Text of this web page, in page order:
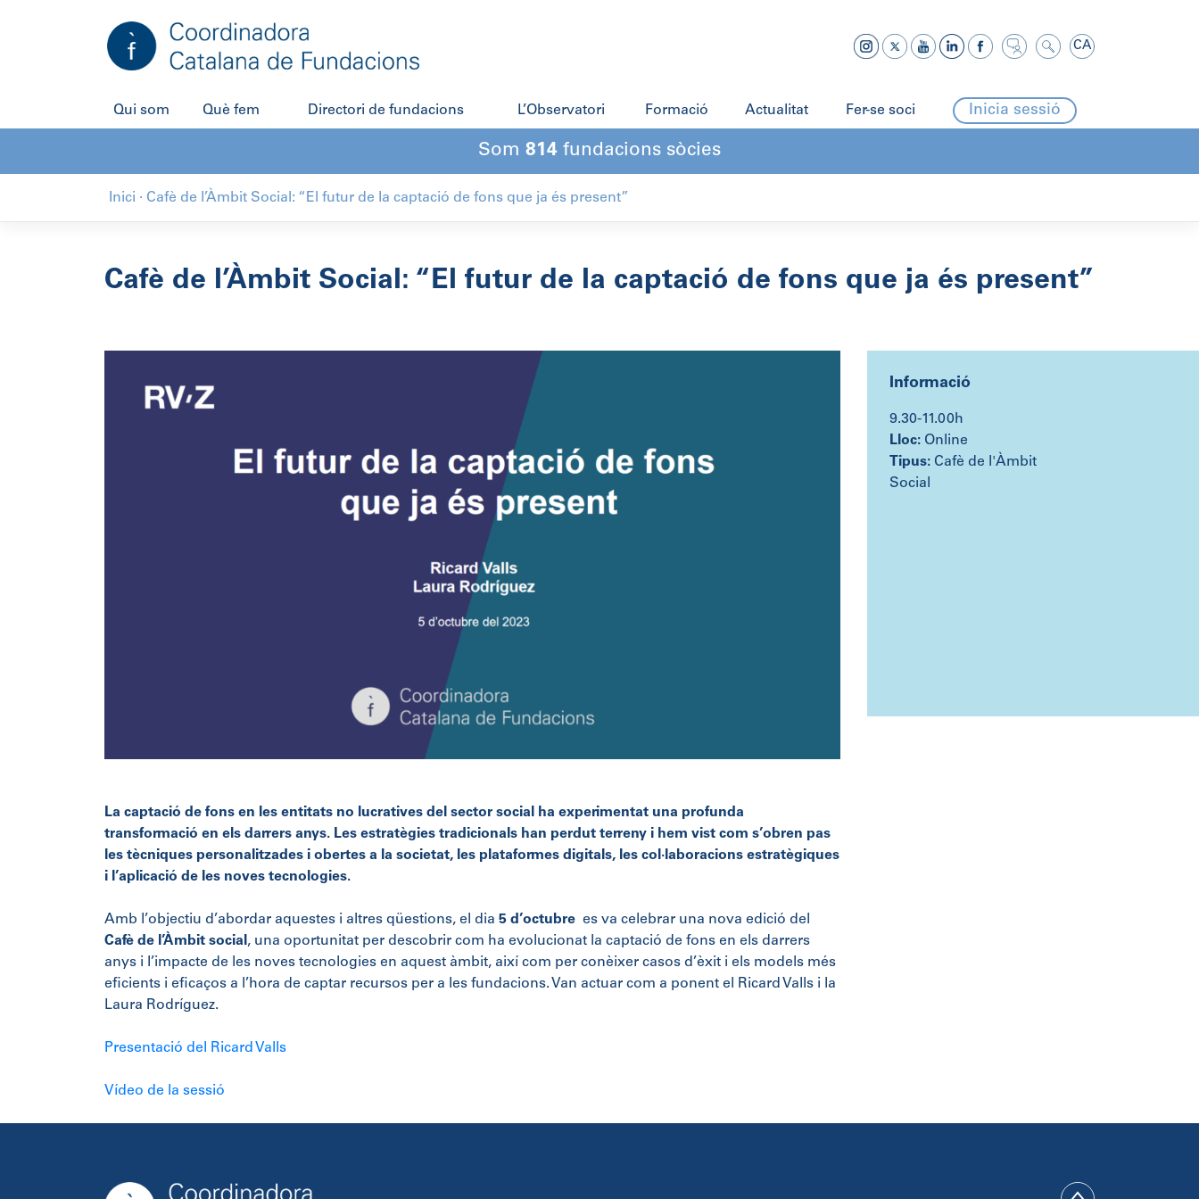
CA
Qui som Què fem Directori de fundacions L’Observatori Formació Actualitat Fer-se soci Inicia sessió
Som 814 fundacions sòcies
Inici · Cafè de l’Àmbit Social: “El futur de la captació de fons que ja és present”
Cafè de l’Àmbit Social: “El futur de la captació de fons que ja és present”
La captació de fons en les entitats no lucratives del sector social ha experimentat una profunda
transformació en els darrers anys. Les estratègies tradicionals han perdut terreny i hem vist com s’obren pas
les tècniques personalitzades i obertes a la societat, les plataformes digitals, les col·laboracions estratègiques
i l’aplicació de les noves tecnologies.
Amb l’objectiu d’abordar aquestes i altres qüestions, el dia 5 d’octubre es va celebrar una nova edició del
Cafè de l’Àmbit social, una oportunitat per descobrir com ha evolucionat la captació de fons en els darrers
anys i l’impacte de les noves tecnologies en aquest àmbit, així com per conèixer casos d’èxit i els models més
eficients i eficaços a l’hora de captar recursos per a les fundacions. Van actuar com a ponent el Ricard Valls i la
Laura Rodríguez.
Presentació del Ricard Valls
Vídeo de la sessió
Informació
9.30-11.00h
Lloc: Online
Tipus: Cafè de l'Àmbit
Social